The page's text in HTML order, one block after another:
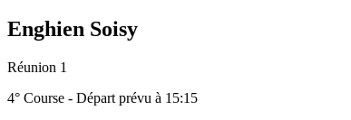
Enghien Soisy
Réunion 1
4° Course - Départ prévu à 15:15